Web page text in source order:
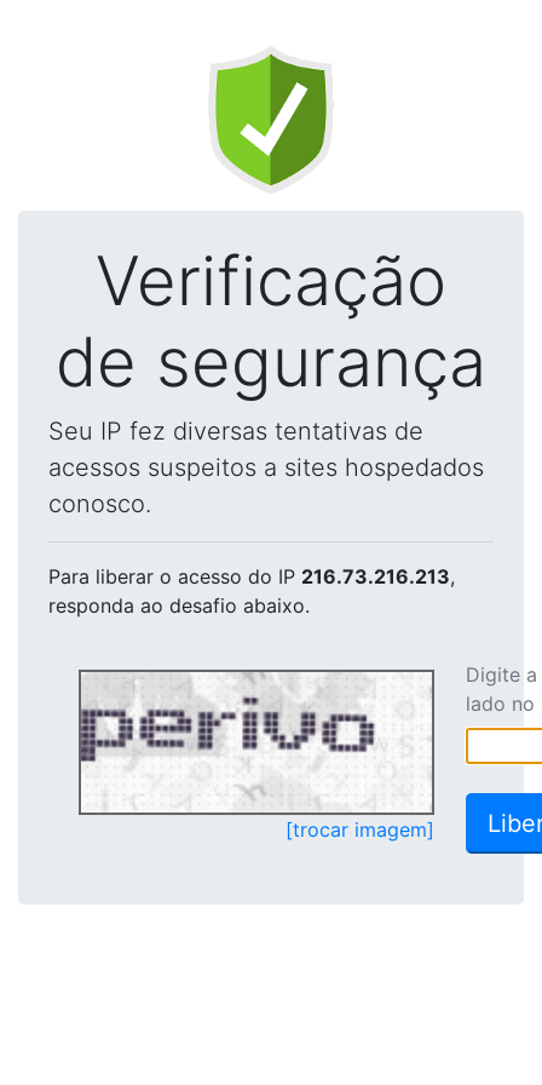
Verificação
de segurança
Seu IP fez diversas tentativas de
acessos suspeitos a sites hospedados
conosco.
Para liberar o acesso do IP 216.73.216.213,
responda ao desafio abaixo.
[trocar imagem]
Digite
lado no